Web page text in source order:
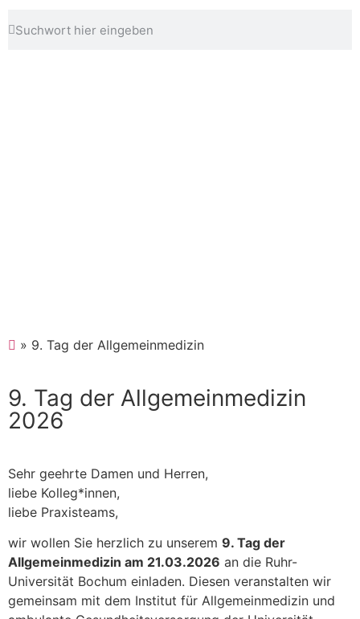
» 9. Tag der Allgemeinmedizin
9. Tag der Allgemeinmedizin
2026
Sehr geehrte Damen und Herren,
liebe Kolleg*innen,
liebe Praxisteams,
wir wollen Sie herzlich zu unserem 9. Tag der
Allgemeinmedizin am 21.03.2026 an die Ruhr-
Universität Bochum einladen. Diesen veranstalten wir
gemeinsam mit dem Institut für Allgemeinmedizin und